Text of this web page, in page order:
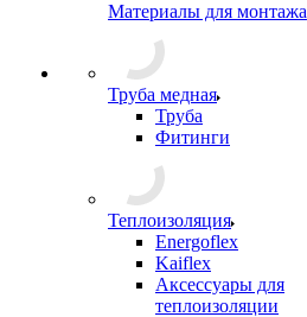
Материалы для монтажа
Труба медная
Труба
Фитинги
Теплоизоляция
Energoflex
Kaiflex
Аксессуары для
теплоизоляции